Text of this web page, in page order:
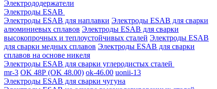
Электрододержатели
Электроды ESAB
Электроды ESAB для наплавки Электроды ESAB для сварки
алюминиевых сплавов Электроды ESAB для сварки
высокопрочных и теплоустойчивых сталей Электроды ESAB
для сварки медных сплавов Электроды ESAB для сварки
сплавов на основе никеля
Электроды ESAB для сварки углеродистых сталей
mr-3 OK 48Р (OK 48.00) ok-46.00 uonii-13
Электроды ESAB для сварки чугуна